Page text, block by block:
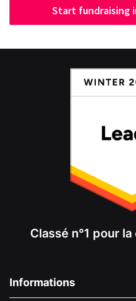
Start fundraising
Classé n°1 pour
Informations